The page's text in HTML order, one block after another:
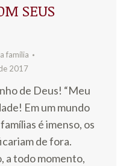
SEUS
família
2017
de Deus! “Meu
Em um mundo
é imenso, os
de fora.
a todo momento,